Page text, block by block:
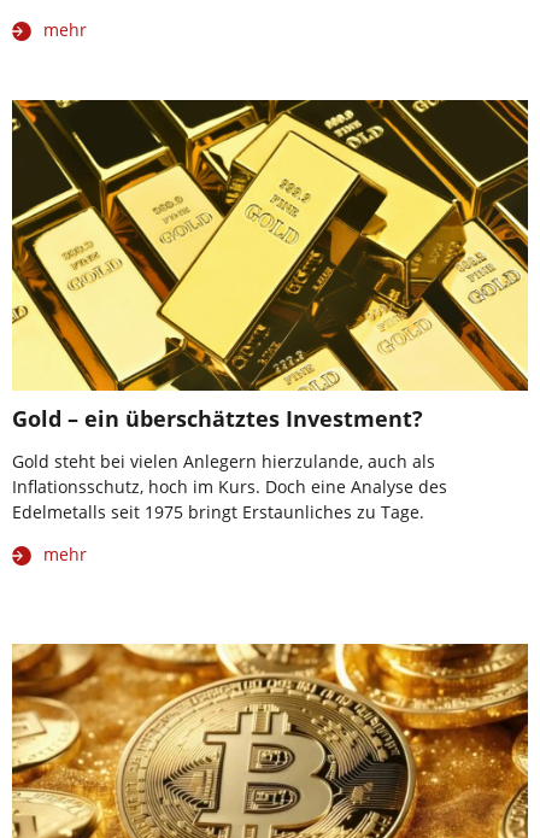
mehr
Gold – ein überschätztes Investment?
Gold steht bei vielen Anlegern hierzulande, auch als
Inflationsschutz, hoch im Kurs. Doch eine Analyse des
Edelmetalls seit 1975 bringt Erstaunliches zu Tage.
mehr